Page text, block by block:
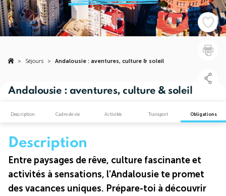
> Séjours > Andalousie : aventures, culture & soleil
Andalousie : aventures, culture & soleil
Description Cadre de vie Activités Transport Obligations
Description
Entre paysages de rêve, culture fascinante et
activités à sensations, l’Andalousie te promet
des vacances uniques. Prépare-toi à découvrir